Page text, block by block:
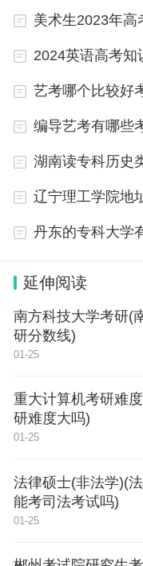
(八)具备中央公务员
2024年省考报
2024年省考报名时
2024年公务员省考
是在2-3月份，国考
为2023年11月，上
测验，下午14：00-
2、2024年省考报名
能力测验，下午14
国考和省考的概念
1、国考，全称中央
员，是由中共中央
公务员考试。
美术生2023年高
2024英语高考知
艺考哪个比较好
编导艺考有哪些
湖南读专科历史
辽宁理工学院地
丹东的专科大学
延伸阅读
南方科技大学考研(
研分数线)
01-25
重大计算机考研难
研难度大吗)
01-25
法律硕士(非法学)(
能考司法考试吗)
01-25